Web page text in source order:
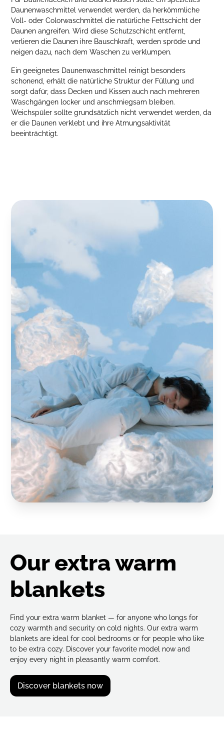
Daunenwaschmittel verwendet werden, da herkömmliche
Voll- oder Colorwaschmittel die natürliche Fettschicht der
Daunen angreifen. Wird diese Schutzschicht entfernt,
verlieren die Daunen ihre Bauschkraft, werden spröde und
neigen dazu, nach dem Waschen zu verklumpen.
Ein geeignetes Daunenwaschmittel reinigt besonders
schonend, erhält die natürliche Struktur der Füllung und
sorgt dafür, dass Decken und Kissen auch nach mehreren
Waschgängen locker und anschmiegsam bleiben.
Weichspüler sollte grundsätzlich nicht verwendet werden, da
er die Daunen verklebt und ihre Atmungsaktivität
beeinträchtigt.
Our extra warm
blankets
Find your extra warm blanket — for anyone who longs for
cozy warmth and security on cold nights. Our extra warm
blankets are ideal for cool bedrooms or for people who like
to be extra cozy. Discover your favorite model now and
enjoy every night in pleasantly warm comfort.
Discover blankets now